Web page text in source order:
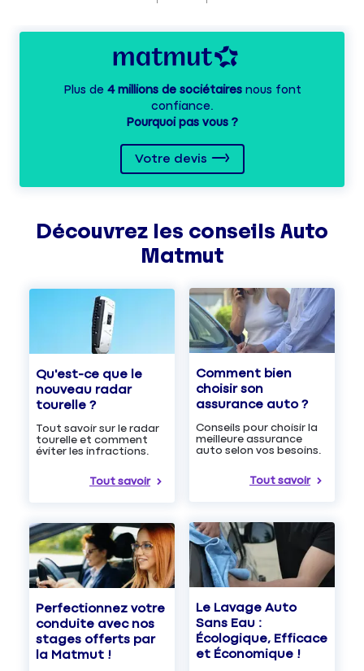
Plus de 4 millions de sociétairesnous font
confiance.
Pourquoi pas vous ?
Votre devis
Découvrez les conseils Auto
Matmut
Qu'est-ce que le
nouveau radar
tourelle ?
Tout savoir sur le radar
tourelle et comment
éviter les infractions.
Tout savoir
Comment bien
choisir son
assurance auto ?
Conseils pour choisir la
meilleure assurance
auto selon vos besoins.
Tout savoir
Perfectionnez votre
conduite avec nos
stages offerts par
la Matmut !
Le Lavage Auto
Sans Eau :
Écologique, Efficace
et Économique !